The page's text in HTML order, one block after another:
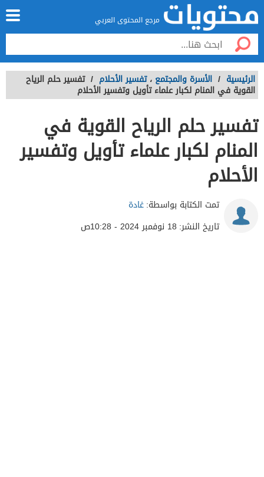
مرجع المحتوى العربي
الرئيسية / الأسرة والمجتمع ، تفسير الأحلام / تفسير حلم الرياح
القوية في المنام لكبار علماء تأويل وتفسير الأحلام
تفسير حلم الرياح القوية في
المنام لكبار علماء تأويل وتفسير
الأحلام
تمت الكتابة بواسطة:غادة
تاريخ النشر: 18 نوفمبر 2024 - 10:28ص